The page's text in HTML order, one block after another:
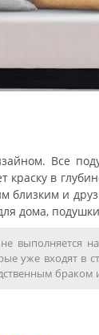
Все
в
и
дома,
выполняется
уже входят в
браком